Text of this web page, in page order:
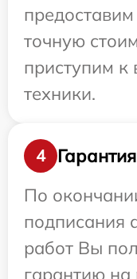
точную
приступим к
техники.
4
Гарантия
По
подписания
работ Вы
гарантию на